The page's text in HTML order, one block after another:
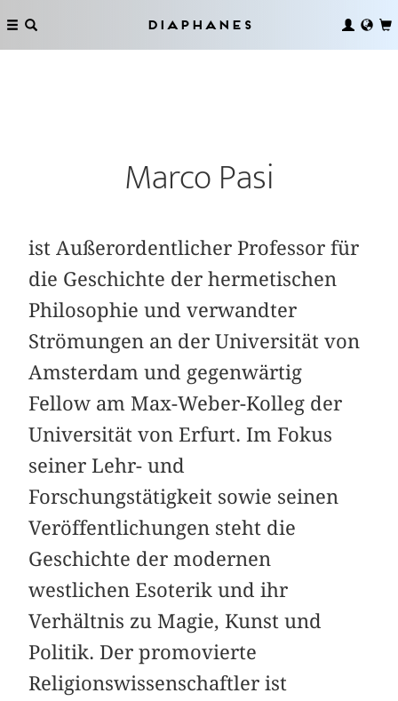
Diaphanes
Marco Pasi
ist Außerordentlicher Professor für
die Geschichte der hermetischen
Philosophie und verwandter
Strömungen an der Universität von
Amsterdam und gegenwärtig
Fellow am Max-Weber-Kolleg der
Universität von Erfurt. Im Fokus
seiner Lehr- und
Forschungstätigkeit sowie seinen
Veröffentlichungen steht die
Geschichte der modernen
westlichen Esoterik und ihr
Verhältnis zu Magie, Kunst und
Politik. Der promovierte
Religionswissenschaftler ist